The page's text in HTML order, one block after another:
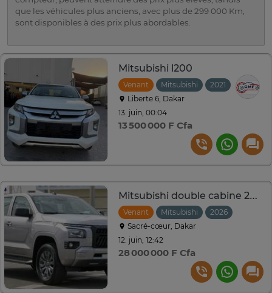
que les véhicules plus anciens, avec plus de 299 000 Km,
sont disponibles à des prix plus abordables.
Mitsubishi l200
Venant Mitsubishi 2021
Manuelle
Liberte 6, Dakar
13. juin, 00:04
13 500 000 F Cfa
Mitsubishi double cabine 2026
Venant Mitsubishi 2026
Sacré-cœur, Dakar
12. juin, 12:42
28 000 000 F Cfa